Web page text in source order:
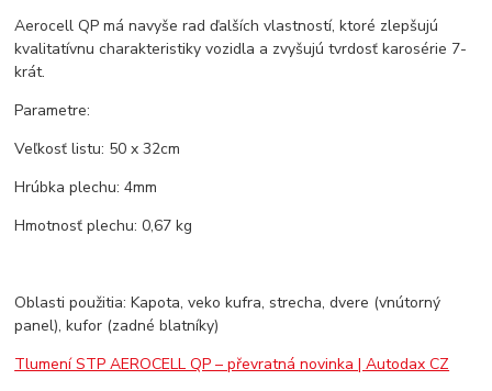
Aerocell QP má navyše rad ďalších vlastností, ktoré zlepšujú
kvalitatívnu charakteristiky vozidla a zvyšujú tvrdosť karosérie 7-
krát.
Parametre:
Veľkosť listu: 50 x 32cm
Hrúbka plechu: 4mm
Hmotnosť plechu: 0,67 kg
Oblasti použitia: Kapota, veko kufra, strecha, dvere (vnútorný
panel), kufor (zadné blatníky)
Tlumení STP AEROCELL QP – převratná novinka | Autodax CZ